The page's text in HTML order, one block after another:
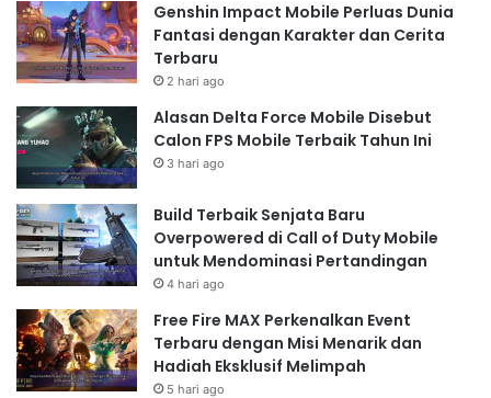
Genshin Impact Mobile Perluas Dunia
Fantasi dengan Karakter dan Cerita
Terbaru
2 hari ago
Alasan Delta Force Mobile Disebut
Calon FPS Mobile Terbaik Tahun Ini
3 hari ago
Build Terbaik Senjata Baru
Overpowered di Call of Duty Mobile
untuk Mendominasi Pertandingan
4 hari ago
Free Fire MAX Perkenalkan Event
Terbaru dengan Misi Menarik dan
Hadiah Eksklusif Melimpah
5 hari ago